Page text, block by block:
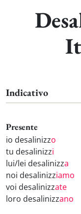
Indicativo
Presente
io desalinizzo
tu desalinizzi
lui/lei desalinizza
noi desalinizziamo
voi desalinizzate
loro desalinizzano